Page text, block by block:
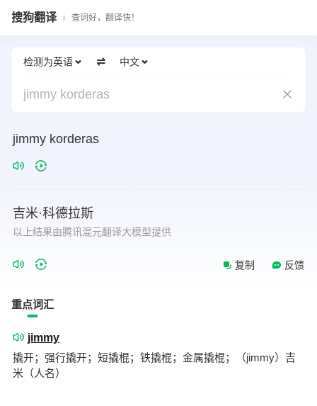
搜狗翻译 查词好，翻译快！
检测为英语 中文
jimmy korderas
jimmy korderas
吉米·科德拉斯
以上结果由腾讯混元翻译大模型提供
复制 反馈
重点词汇
jimmy
撬开；强行撬开；短撬棍；铁撬棍；金属撬棍；（jimmy）吉
米（人名）